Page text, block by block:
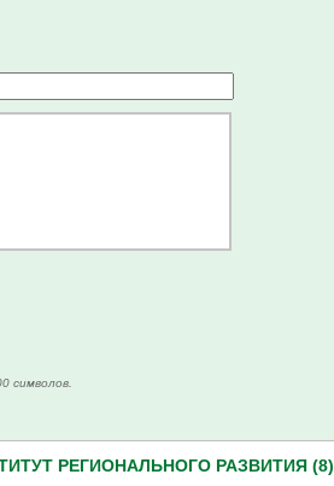
символов.
РЕГИОНАЛЬНОГО РАЗВИТИЯ (8)